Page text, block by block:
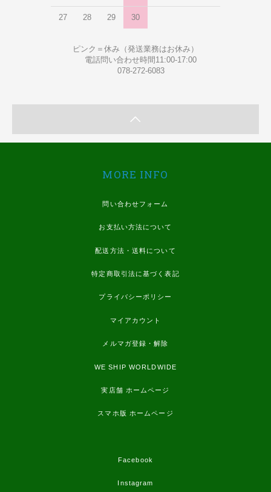
27 28 29 30
ピンク＝休み（発送業務はお休み）
電話問い合わせ時間11:00-17:00
078-272-6083
MORE INFO
問い合わせフォーム
お支払い方法について
配送方法・送料について
特定商取引法に基づく表記
プライバシーポリシー
マイアカウント
メルマガ登録・解除
WE SHIP WORLDWIDE
実店舗 ホームページ
スマホ版 ホームページ
Facebook
Instagram